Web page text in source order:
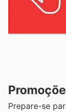
Prepare-se